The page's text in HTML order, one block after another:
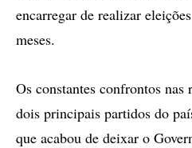
encarregar de realizar
meses.
Os constantes confrontos nas
dois principais partidos do
que acabou de deixar o